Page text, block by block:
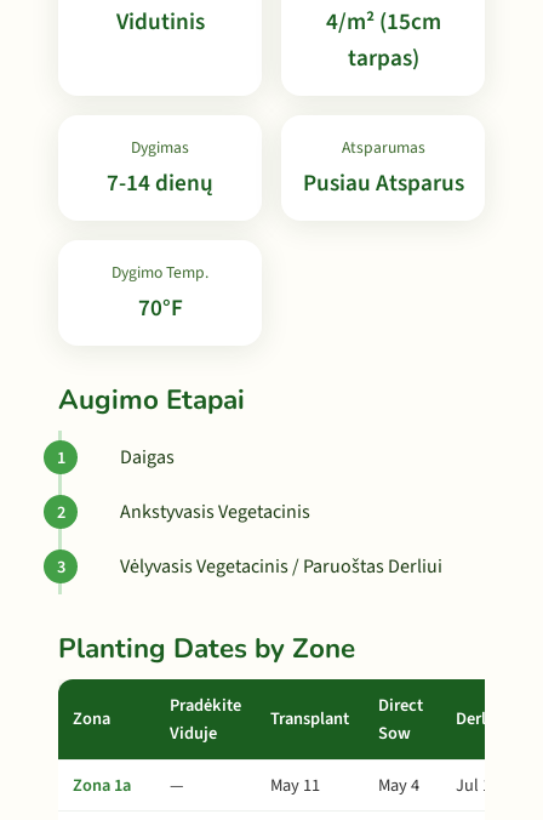
Vidutinis
4/m² (15cm
tarpas)
Dygimas
7-14 dienų
Atsparumas
Pusiau Atsparus
Dygimo Temp.
70°F
Augimo Etapai
Daigas
Ankstyvasis Vegetacinis
Vėlyvasis Vegetacinis / Paruoštas Derliui
Planting Dates by Zone
Zona
Pradėkite
Viduje
Transplant
Direct
Sow
Derlius
Zona 1a — May 11 May 4
Jul 10